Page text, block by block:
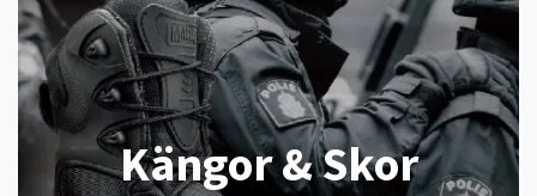
Kängor & Skor